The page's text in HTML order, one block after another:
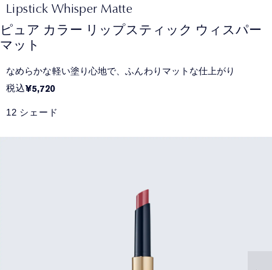
Lipstick Whisper Matte
ピュア カラー リップスティック ウィスパー
マット
なめらかな軽い塗り心地で、ふんわりマットな仕上がり​
税込¥5,720
12 シェード